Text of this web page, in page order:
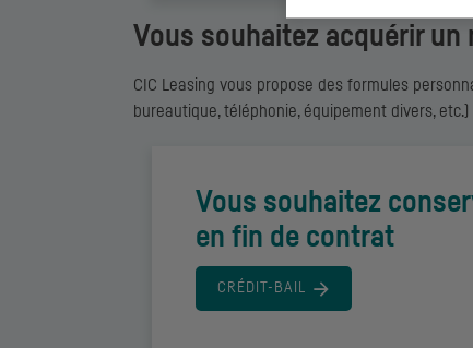
Vous souhaitez acquérir un
CIC Leasing vous propose des formules
bureautique, téléphonie, équipement divers,
Vous souhaitez
en fin de contrat
CRÉDIT-BAIL